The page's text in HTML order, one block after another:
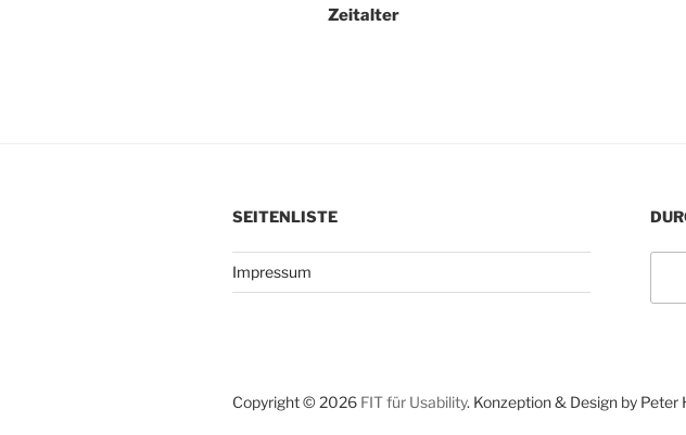
Zeitalter
SEITENLISTE
Impressum
Copyright © 2026 FIT für Usability. Konzeption & Design by Peter